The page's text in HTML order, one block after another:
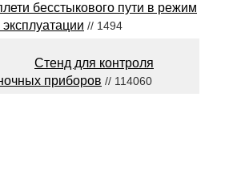
бесстыкового пути в режим
// 1494
Стенд для контроля
приборов // 114060